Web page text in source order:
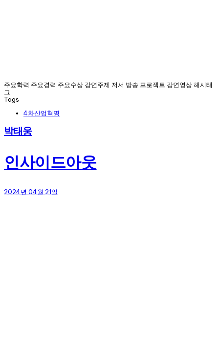
주요학력 주요경력 주요수상 강연주제 저서 방송 프로젝트 강연영상 해시태
그
Tags
4차산업혁명
박태웅
인사이드아웃
2024년 04월 21일